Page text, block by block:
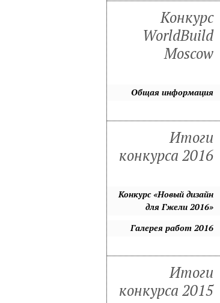
Конкурс
WorldBuild
Moscow
Общая информация
Итоги
конкурса 2016
Конкурс «Новый дизайн
для Гжели 2016»
Галерея работ 2016
Итоги
конкурса 2015